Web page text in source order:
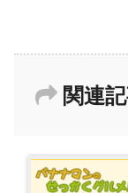
関連